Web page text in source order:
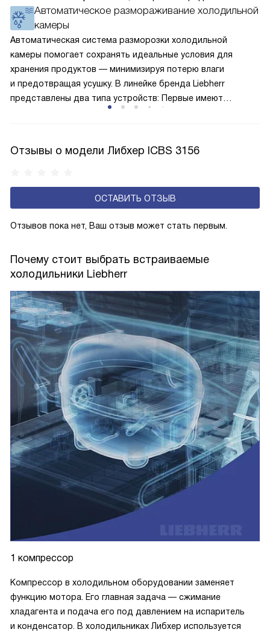
окружающей среде. Компрессор перегоняет его
по охладительному контуру по принципу насоса. Чем
лучше работает «мотор» прибора, тем качественнее
и быстрее происходит охлаждение, затрачивается
меньше электроэнергии.
Автоматическое размораживание холодильной
камеры
Автоматическая система разморозки холодильной
камеры помогает сохранять идеальные условия для
хранения продуктов — минимизируя потерю влаги
и предотвращая усушку. В линейке бренда Liebherr
представлены два типа устройств: Первые имеют
с панелью, выполняющей функцию «сухой стенки». Такие
эксплуатацию и чаще всего оснащены нулевой зоной
свежести BioFresh 0°C. Они встречаются в сериях Plus,
Отзывы о модели Либхер ICBS 3156
ОСТАВИТЬ ОТЗЫВ
Отзывов пока нет, Ваш отзыв может стать первым.
Почему стоит выбрать встраиваемые
холодильники Liebherr
1 компрессор
Компрессор в холодильном оборудовании заменяет
функцию мотора. Его главная задача — сжимание
хладагента и подача его под давлением на испаритель
и конденсатор. В холодильниках Либхер используется